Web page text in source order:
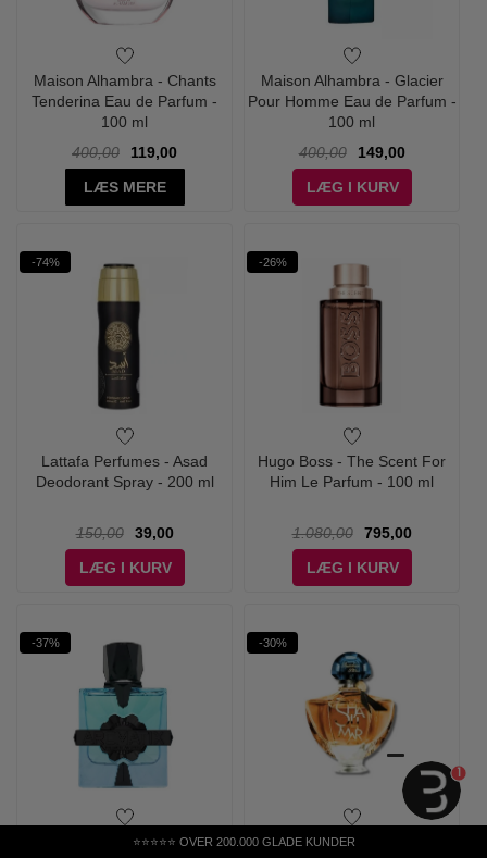
⭐⭐⭐⭐⭐ OVER 200.000 GLADE KUNDER
Maison Alhambra - Chants
Tenderina Eau de Parfum -
100 ml
400,00
119,00
LÆS MERE
Maison Alhambra - Glacier
Pour Homme Eau de Parfum -
100 ml
400,00
149,00
LÆG I KURV
-74%
Lattafa Perfumes - Asad
Deodorant Spray - 200 ml
150,00
39,00
LÆG I KURV
-26%
Hugo Boss - The Scent For
Him Le Parfum - 100 ml
1.080,00
795,00
LÆG I KURV
-37%
French Avenue - Aromatix X
-30%
Guerlain - Shalimar L'Éssence
1